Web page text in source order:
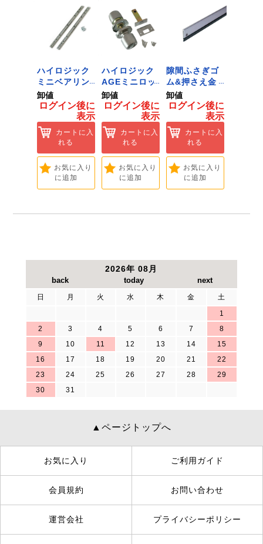
●際切りフレキシブル。
●対応機種：レシプロソー・セーバーソー。
●対応メーカー：マキタ・日立工機・アサダ・
REX・リョービ・MCCなど。
用途以外にはご使用にならないで下さい。
ハイロジック
ミニベアリン
グタイプ 310
ミリ 72958
Hardware]
卸値
ログイン後に
表示
カートに入
れる
お気に入り
に追加
ハイロジック
AGEミニロッ
ク 360W
[Tools &
Hardware]
卸値
ログイン後に
表示
カートに入
れる
お気に入り
に追加
隙間ふさぎゴ
ム&押さえ金
物 72909
卸値
ログイン後に
表示
カートに入
れる
お気に入り
に追加
2026年 08月
日 月 火 水 木 金
土
1
2
3 4 5 6 7
8
9
10 11 12 13 14
15
16
17 18 19 20 21
22
23
24 25 26 27 28
29
30
31
▲ページトップへ
お気に入り ご利用ガイド
会員規約 お問い合わせ
運営会社 プライバシーポリシー